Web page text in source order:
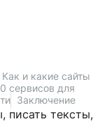
Как и какие сайты
сервисов для
Заключение
писать тексты,